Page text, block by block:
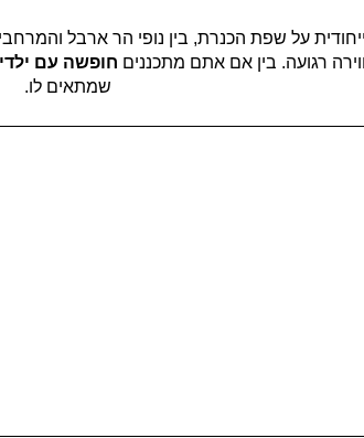
על שפת הכנרת, בין נופי הר ארבל
רגועה. בין אם אתם מתכננים חופשה עם
שמתאים לו.